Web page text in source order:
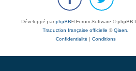
Développé parphpBB® Forum Software © phpBB
Traduction française officielle ©Qiaeru
Confidentialité | Conditions